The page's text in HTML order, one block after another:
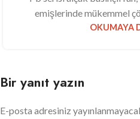
emişlerinde mükemmel
OKUMAYA
Bir yanıt yazın
E-posta adresiniz